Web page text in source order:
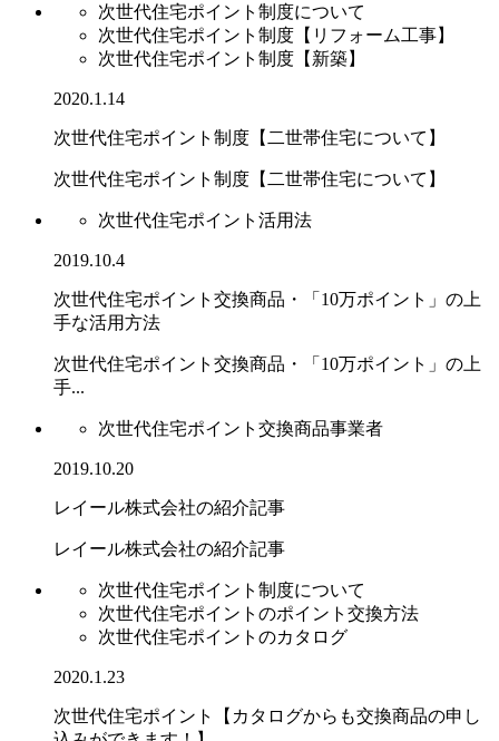
次世代住宅ポイント制度について
次世代住宅ポイント制度【リフォーム工事】
次世代住宅ポイント制度【新築】
2020.1.14
次世代住宅ポイント制度【二世帯住宅について】
次世代住宅ポイント制度【二世帯住宅について】
次世代住宅ポイント活用法
2019.10.4
次世代住宅ポイント交換商品・「10万ポイント」の上
手な活用方法
次世代住宅ポイント交換商品・「10万ポイント」の上
手...
次世代住宅ポイント交換商品事業者
2019.10.20
レイール株式会社の紹介記事
レイール株式会社の紹介記事
次世代住宅ポイント制度について
次世代住宅ポイントのポイント交換方法
次世代住宅ポイントのカタログ
2020.1.23
次世代住宅ポイント【カタログからも交換商品の申し